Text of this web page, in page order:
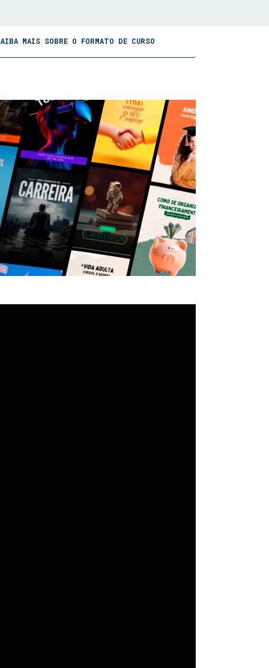
MAIS SOBRE O FORMATO DE CURSO